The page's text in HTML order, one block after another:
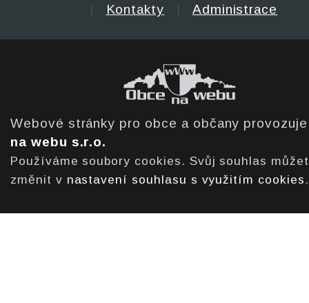
Kontakty Administrace
Webové stránky pro obce a občany
na webu s.r.o.
Používáme soubory cookies. Svůj souhlas
změnit v nastavení souhlasu s využitím cookies .